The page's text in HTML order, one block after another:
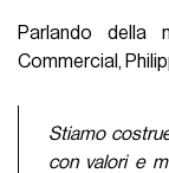
Parlando della
Commercial,
Stiamo
con valori e